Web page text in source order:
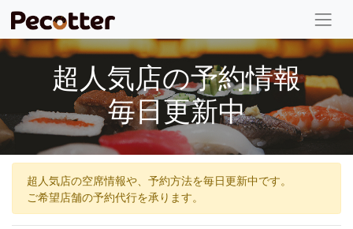
超人気店の予約情報
毎日更新中
超人気店の空席情報や、予約方法を毎日更新中です。
ご希望店舗の予約代行を承ります。